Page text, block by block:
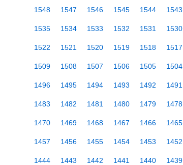
1548 1547 1546 1545 1544 1543
1535 1534 1533 1532 1531 1530
1522 1521 1520 1519 1518 1517
1509 1508 1507 1506 1505 1504
1496 1495 1494 1493 1492 1491
1483 1482 1481 1480 1479 1478
1470 1469 1468 1467 1466 1465
1457 1456 1455 1454 1453 1452
1444 1443 1442 1441 1440 1439